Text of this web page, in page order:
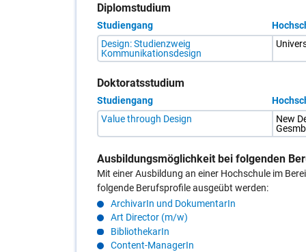
auf
"weniger
anzeigen"
ausblenden.
5
Einträge
angezeigt.
Sie
können
alle
mit
Klicken
auf
"alle
anzeigen"
anzeigen
lassen
mit
dem
Klicken
auf
"weniger
anzeigen"
ausblenden.
Diplomstudium
Tabelle
mit
Studiengängen
Hochschulen
im
Diplomstudium
in
Kommunikation
und
Informationsdesign
Studiengang
Design: Studienzweig
Kommunikationsdesign
Doktoratsstudium
Tabelle
mit
Studiengängen
Hochschulen
im
Doktoratsstudium
in
Kommunikation
und
Informationsdesign
Studiengang
Value through Design
New
Ausbildungsmöglichkeit bei folgenden
Mit einer Ausbildung an einer Hochschule im
folgende Berufsprofile ausgeübt werden:
ArchivarIn und DokumentarIn
Art Director (m/w)
BibliothekarIn
Content-ManagerIn